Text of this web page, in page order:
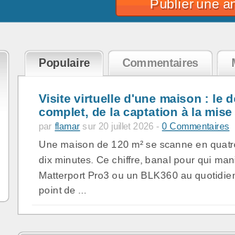
Publier une
Populaire Commentaires
Visite virtuelle d'une maison : le
complet, de la captation à la
par flamarsur 20 juillet 2026 -0 Commentaires
Une maison de 120 m² se scanne en
dix minutes. Ce chiffre, banal pour qui
Matterport Pro3 ou un BLK360 au
point de ...